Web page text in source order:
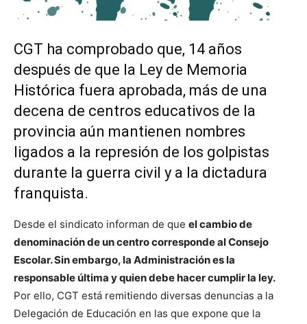
CGT ha comprobado que, 14 años
después de que la Ley de Memoria
Histórica fuera aprobada, más de una
decena de centros educativos de la
provincia aún mantienen nombres
ligados a la represión de los golpistas
durante la guerra civil y a la dictadura
franquista.
Desde el sindicato informan de que el cambio de
denominación de un centro corresponde al Consejo
Escolar. Sin embargo, la Administración es la
responsable última y quien debe hacer cumplir la ley.
Por ello, CGT está remitiendo diversas denuncias a la
Delegación de Educación en las que expone que la